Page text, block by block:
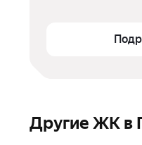
Другие ЖК в